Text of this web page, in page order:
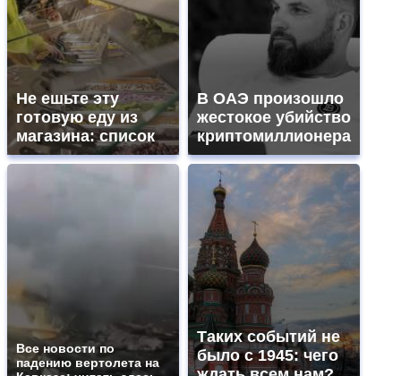
Не ешьте эту
готовую еду из
магазина: список
В ОАЭ произошло
жестокое убийство
криптомиллионера
Все новости по
падению вертолета на
Таких событий не
было с 1945: чего